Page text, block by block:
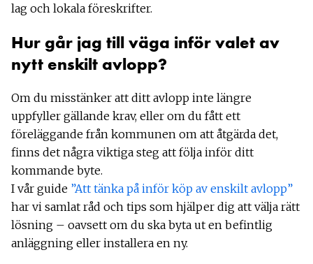
lag och lokala föreskrifter.
Hur går jag till väga inför valet av
nytt enskilt avlopp?
Om du misstänker att ditt avlopp inte längre
uppfyller gällande krav, eller om du fått ett
föreläggande från kommunen om att åtgärda det,
finns det några viktiga steg att följa inför ditt
kommande byte.
I vår guide ”Att tänka på inför köp av enskilt avlopp”
har vi samlat råd och tips som hjälper dig att välja rätt
lösning – oavsett om du ska byta ut en befintlig
anläggning eller installera en ny.